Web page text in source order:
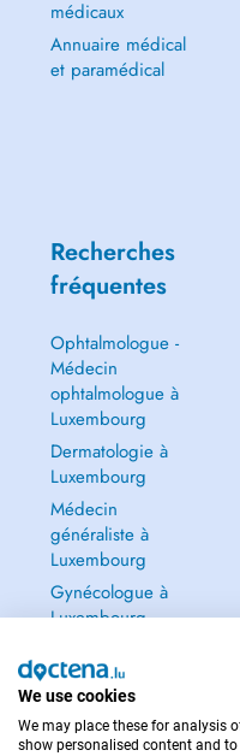
médicaux
Annuaire médical
et paramédical
Recherches
fréquentes
Ophtalmologue -
Médecin
ophtalmologue à
Luxembourg
Dermatologie à
Luxembourg
Médecin
généraliste à
Luxembourg
Gynécologue à
Luxembourg
We use cookies
We may place these for analysis
show personalised content and